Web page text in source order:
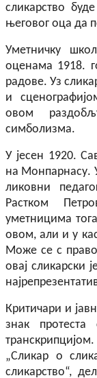
сликарство
његовог оца да
Уметничку
оценама 1918.
радове. Уз
и
овом
симболизма.
У јесен 1920.
на Монпарнасу.
ликовни
Растком
уметницима
овом, али и у
Може се с
овај сликарски
Критичари и
знак протеста
„Сликар о
сликарство“,